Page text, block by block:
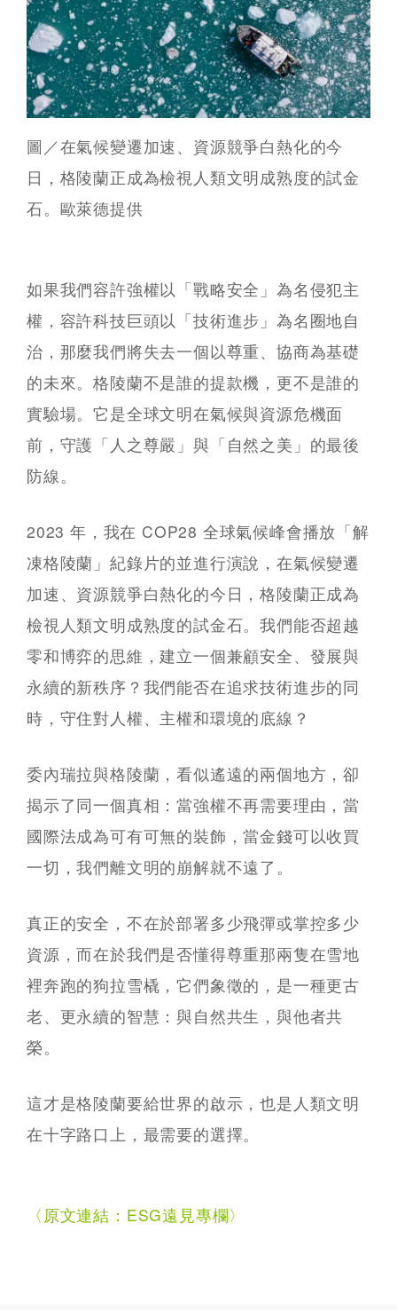
圖／在氣候變遷加速、資源競爭白熱化的今
日，格陵蘭正成為檢視人類文明成熟度的試金
石。歐萊德提供
如果我們容許強權以「戰略安全」為名侵犯主
權，容許科技巨頭以「技術進步」為名圈地自
治，那麼我們將失去一個以尊重、協商為基礎
的未來。格陵蘭不是誰的提款機，更不是誰的
實驗場。它是全球文明在氣候與資源危機面
前，守護「人之尊嚴」與「自然之美」的最後
防線。
2023 年，我在 COP28 全球氣候峰會播放「解
凍格陵蘭」紀錄片的並進行演說，在氣候變遷
加速、資源競爭白熱化的今日，格陵蘭正成為
檢視人類文明成熟度的試金石。我們能否超越
零和博弈的思維，建立一個兼顧安全、發展與
永續的新秩序？我們能否在追求技術進步的同
時，守住對人權、主權和環境的底線？
委內瑞拉與格陵蘭，看似遙遠的兩個地方，卻
揭示了同一個真相：當強權不再需要理由，當
國際法成為可有可無的裝飾，當金錢可以收買
一切，我們離文明的崩解就不遠了。
真正的安全，不在於部署多少飛彈或掌控多少
資源，而在於我們是否懂得尊重那兩隻在雪地
裡奔跑的狗拉雪橇，它們象徵的，是一種更古
老、更永續的智慧：與自然共生，與他者共
榮。
這才是格陵蘭要給世界的啟示，也是人類文明
在十字路口上，最需要的選擇。
〈原文連結：ESG遠見專欄〉